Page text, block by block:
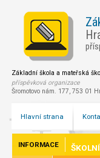
Základní škola a mateřská
příspěvková organizace
Šromotovo nám. 177, 753 01
Hlavní strana
INFORMACE